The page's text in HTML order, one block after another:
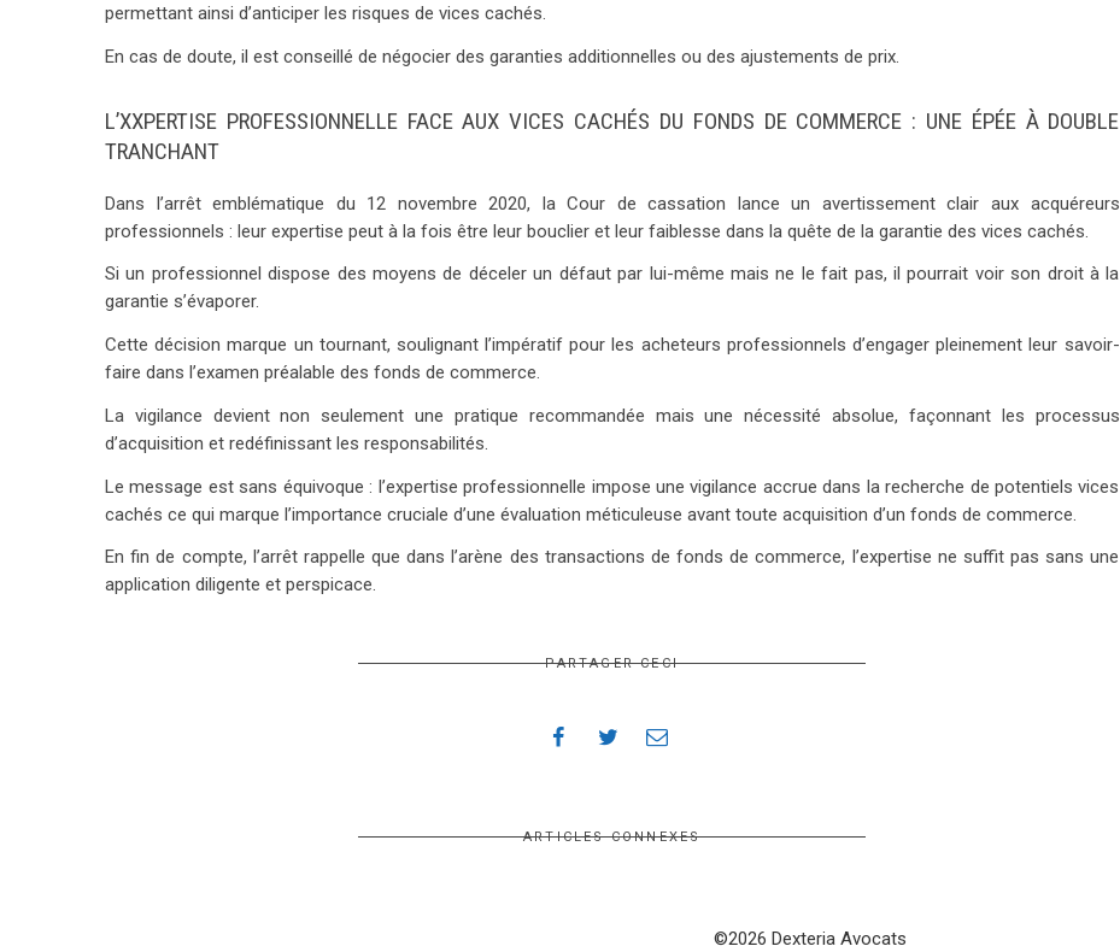
permettant ainsi d’anticiper les risques de vices cachés.
En cas de doute, il est conseillé de négocier des garanties additionnelles ou des ajustements de prix.
L’XXPERTISE PROFESSIONNELLE FACE AUX VICES CACHÉS DU FONDS DE COMMERCE : UNE ÉPÉE À DOUBLE
TRANCHANT
Dans l’arrêt emblématique du 12 novembre 2020, la Cour de cassation lance un avertissement clair aux acquéreurs
professionnels : leur expertise peut à la fois être leur bouclier et leur faiblesse dans la quête de la garantie des vices cachés.
Si un professionnel dispose des moyens de déceler un défaut par lui-même mais ne le fait pas, il pourrait voir son droit à la
garantie s’évaporer.
Cette décision marque un tournant, soulignant l’impératif pour les acheteurs professionnels d’engager pleinement leur savoir-
faire dans l’examen préalable des fonds de commerce.
La vigilance devient non seulement une pratique recommandée mais une nécessité absolue, façonnant les processus
d’acquisition et redéfinissant les responsabilités.
Le message est sans équivoque : l’expertise professionnelle impose une vigilance accrue dans la recherche de potentiels vices
cachés ce qui marque l’importance cruciale d’une évaluation méticuleuse avant toute acquisition d’un fonds de commerce.
En fin de compte, l’arrêt rappelle que dans l’arène des transactions de fonds de commerce, l’expertise ne suffit pas sans une
application diligente et perspicace.
PARTAGER CECI
ARTICLES CONNEXES
©2026 Dexteria Avocats